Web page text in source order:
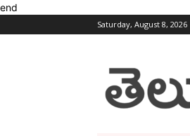
end
Saturday, August 8, 2026